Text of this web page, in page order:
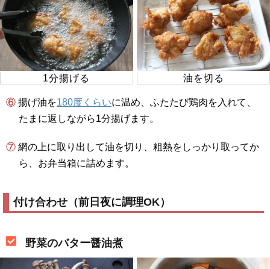
1分揚げる 油を切る
⑥ 揚げ油を180度くらいに温め、ふたたび鶏肉を入れて、
たまに返しながら1分揚げます。
⑦ 網の上に取り出して油を切り、粗熱をしっかり取ってか
ら、お弁当箱に詰めます。
付け合わせ（前日夜に調理OK）
野菜のバター醤油煮